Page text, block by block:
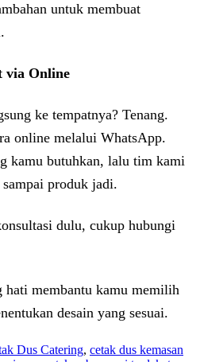
untuk membuat
via Online
ke tempatnya? Tenang.
online melalui WhatsApp.
kamu butuhkan, lalu tim kami
produk jadi.
dulu, cukup hubungi
hati membantu kamu memilih
desain yang sesuai.
Dus Catering, cetak dus kemasan